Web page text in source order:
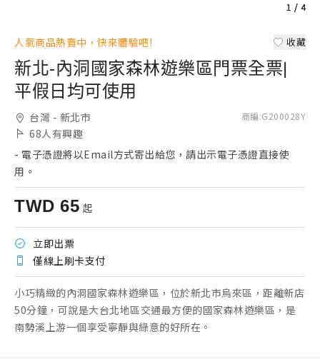
1 / 4
1 / 4
1 / 4
1 / 4
人氣商品熱賣中，快來體驗吧! 收藏
新北-內洞國家森林遊樂區門票全票|
平假日均可使用
台灣 - 新北市
68人有興趣
商編:G200028Y
- 電子憑證將以Email方式寄出給您，請出示電子憑證直接使
用。
TWD 65 起
立即出票
僅線上刷卡支付
小巧精緻的內洞國家森林遊樂區，位於新北市烏來區，距離新店
50分鐘，可說是大台北地區交通最方便的國家森林遊樂區，是
南勢溪上游一個享受寧靜與綠意的好所在。